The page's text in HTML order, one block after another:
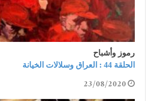
رموز وأشباح
الحلقة 44 : العراق وسلالات الخيانة
23/08/2020